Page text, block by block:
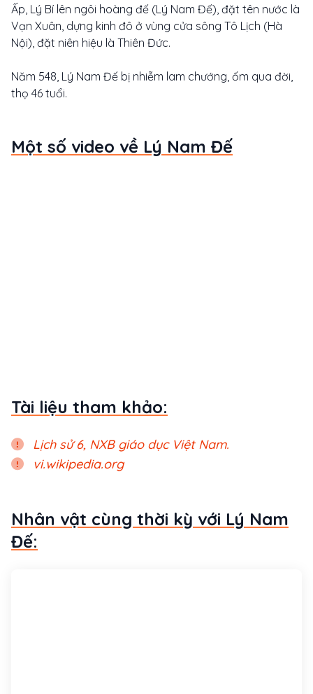
Ấp, Lý Bí lên ngôi hoàng đế (Lý Nam Đế), đặt tên nước là
Vạn Xuân, dựng kinh đô ở vùng cửa sông Tô Lịch (Hà
Nội), đặt niên hiệu là Thiên Đức.
Năm 548, Lý Nam Đế bị nhiễm lam chướng, ốm qua đời,
thọ 46 tuổi.
Một số video về Lý Nam Đế
Tài liệu tham khảo:
Lịch sử 6, NXB giáo dục Việt Nam.
vi.wikipedia.org
Nhân vật cùng thời kỳ với Lý Nam
Đế: